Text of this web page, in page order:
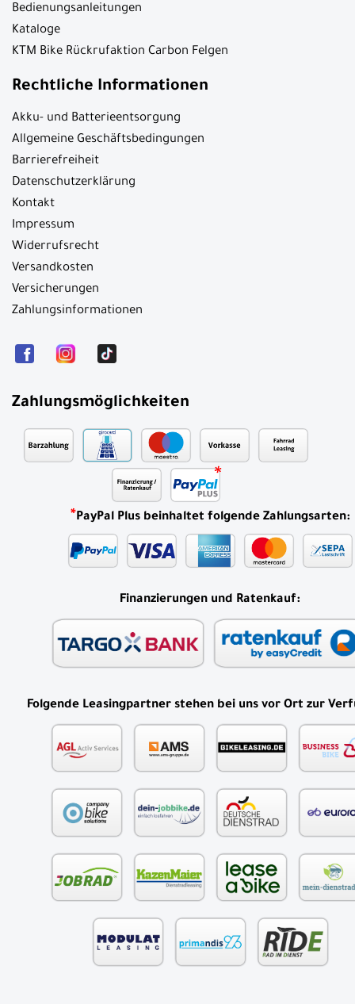
Bedienungsanleitungen
Kataloge
KTM Bike Rückrufaktion Carbon Felgen
Rechtliche Informationen
Akku- und Batterieentsorgung
Allgemeine Geschäftsbedingungen
Barrierefreiheit
Datenschutzerklärung
Kontakt
Impressum
Widerrufsrecht
Versandkosten
Versicherungen
Zahlungsinformationen
Zahlungsmöglichkeiten
*PayPal Plus beinhaltet folgende Zahlungsarten:
Finanzierungen und Ratenkauf:
Folgende Leasingpartner stehen bei uns vor Ort zur